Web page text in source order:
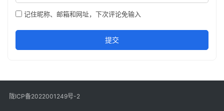
记住昵称、邮箱和网址，下次评论免输入
提交
陇ICP备2022001249号-2